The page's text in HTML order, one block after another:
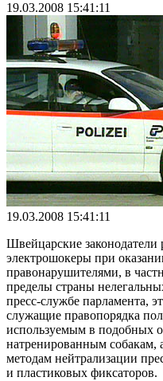
19.03.2008 15:41:11
19.03.2008 15:41:11
Швейцарские
электрошокеры при
правонарушителями, в
пределы страны
пресс-службе парламента,
служащие правопорядка
используемым в подобных
натренированным собакам,
методам нейтрализации
и пластиковых фиксаторов.